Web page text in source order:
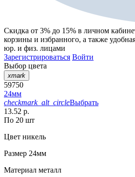
Скидка от 3% до 15% в личном
корзины и избранного, а также
юр. и физ. лицами
Зарегистрироваться Войти
Выбор цвета
xmark
59750
24мм
checkmark_alt_circleВыбрать
13.52 р.
По 20 шт
Цвет никель
Размер 24мм
Материал металл